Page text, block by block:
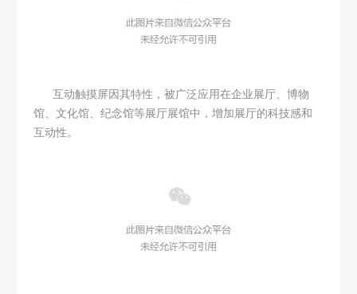
互动触摸屏 因其特性，被广泛应用在企业展厅、博物
馆、文化馆、纪念馆等展厅展馆中，增加展厅的科技感和
互动性。